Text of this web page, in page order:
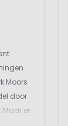
Moors
door
er